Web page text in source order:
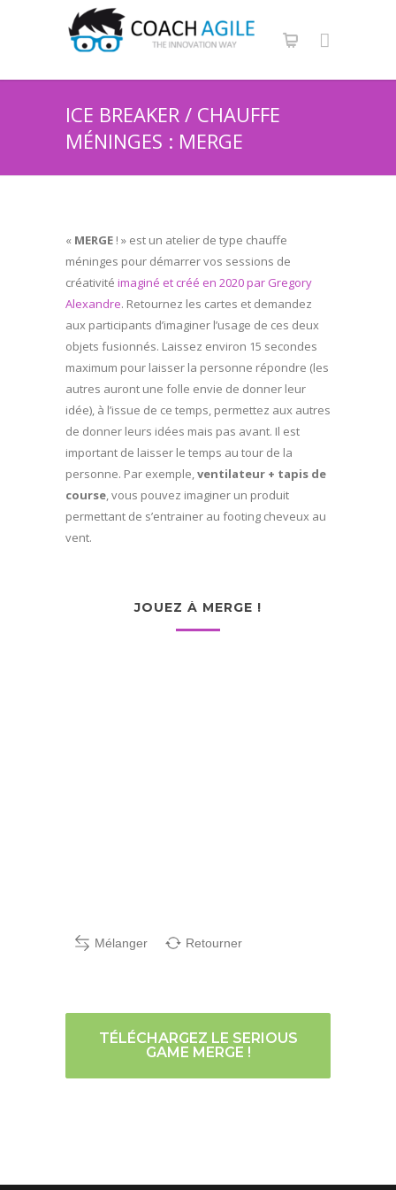
ICE BREAKER / CHAUFFE
MÉNINGES : MERGE
« MERGE ! » est un atelier de type chauffe
méninges pour démarrer vos sessions de
créativité imaginé et créé en 2020 par Gregory
Alexandre. Retournez les cartes et demandez
aux participants d’imaginer l’usage de ces deux
objets fusionnés. Laissez environ 15 secondes
maximum pour laisser la personne répondre (les
autres auront une folle envie de donner leur
idée), à l’issue de ce temps, permettez aux autres
de donner leurs idées mais pas avant. Il est
important de laisser le temps au tour de la
personne. Par exemple,ventilateur + tapis de
course, vous pouvez imaginer un produit
permettant de s’entrainer au footing cheveux au
vent.
JOUEZ À MERGE !
Mélanger Retourner
TÉLÉCHARGEZ LE SERIOUS
GAME MERGE !